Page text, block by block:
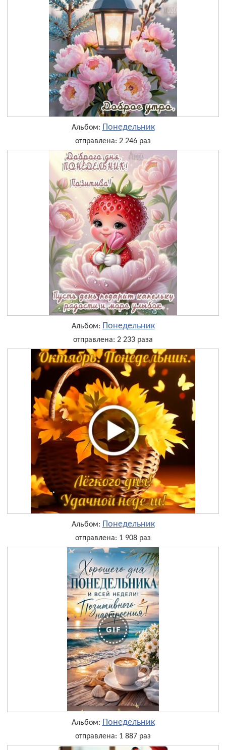
Альбом: Понедельник
отправлена: 2 246 раз
Альбом: Понедельник
отправлена: 2 233 раза
Альбом: Понедельник
отправлена: 1 908 раз
Альбом: Понедельник
отправлена: 1 887 раз